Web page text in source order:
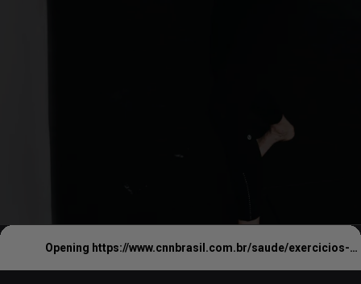
Opening https://www.cnnbrasil.com.br/saude/exercicios-fisicos-ajudam-a-prevenir-tratar-e-se-recuperar-de-cancer/